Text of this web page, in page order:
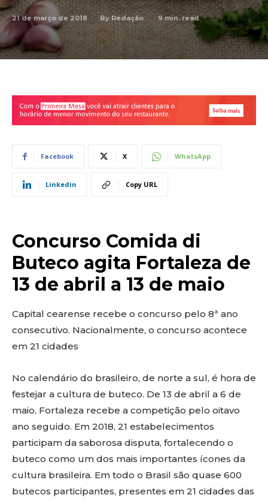
21 de março de 2018 By Redação 9 min. read
Facebook X WhatsApp
Linkedin Copy URL
Concurso Comida di
Buteco agita Fortaleza de
13 de abril a 13 de maio
Capital cearense recebe o concurso pelo 8ª ano
consecutivo. Nacionalmente, o concurso acontece
em 21 cidades
No calendário do brasileiro, de norte a sul, é hora de
festejar a cultura de buteco. De 13 de abril a 6 de
maio, Fortaleza recebe a competição pelo oitavo
ano seguido. Em 2018, 21 estabelecimentos
participam da saborosa disputa, fortalecendo o
buteco como um dos mais importantes ícones da
cultura brasileira. Em todo o Brasil são quase 600
butecos participantes, presentes em 21 cidades das